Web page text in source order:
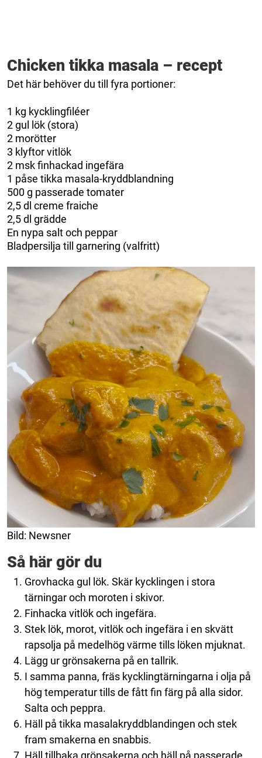
Chicken tikka masala – recept
Det här behöver du till fyra portioner:
1 kg kycklingfiléer
2 gul lök (stora)
2 morötter
3 klyftor vitlök
2 msk finhackad ingefära
1 påse tikka masala-kryddblandning
500 g passerade tomater
2,5 dl creme fraiche
2,5 dl grädde
En nypa salt och peppar
Bladpersilja till garnering (valfritt)
Bild: Newsner
Så här gör du
Grovhacka gul lök. Skär kycklingen i stora
tärningar och moroten i skivor.
Finhacka vitlök och ingefära.
Stek lök, morot, vitlök och ingefära i en skvätt
rapsolja på medelhög värme tills löken mjuknat.
Lägg ur grönsakerna på en tallrik.
I samma panna, fräs kycklingtärningarna i olja på
hög temperatur tills de fått fin färg på alla sidor.
Salta och peppra.
Häll på tikka masalakryddblandingen och stek
fram smakerna en snabbis.
Häll tillbaka grönsakerna och häll på passerade